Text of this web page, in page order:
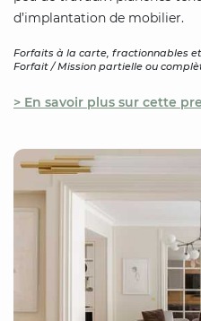
d’implantation de mobilier.
Forfaits à la carte, fractionnables
Forfait / Mission partielle ou
> En savoir plus sur cette